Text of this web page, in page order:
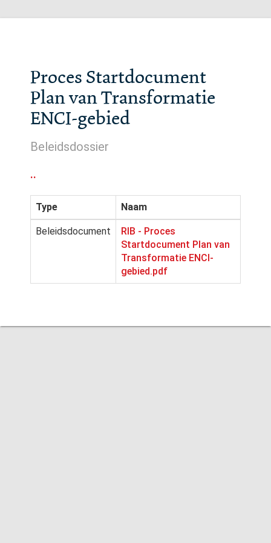
Proces Startdocument
Plan van Transformatie
ENCI-gebied
Beleidsdossier
..
Type Naam
Beleidsdocument
RIB - Proces
Startdocument Plan van
Transformatie ENCI-
gebied.pdf